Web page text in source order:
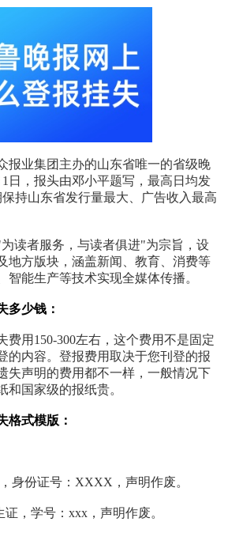
报业集团主办的山东省唯一的省级晚
日，报头由邓小平题写，最高日均发
持山东省发行量最大、广告收入最高
为读者服务，与读者俱进"为宗旨，设
地方版块，涵盖新闻、教育、消费等
智能生产等技术实现全媒体传播。
多少钱：
费用150-300左右，这个费用不是固定
的内容。登报费用取决于您刊登的报
失声明的费用都不一样，一般情况下
和国家级的报纸贵。
格式模版：
身份证号：XXXX，声明作废。
，学号：xxx，声明作废。